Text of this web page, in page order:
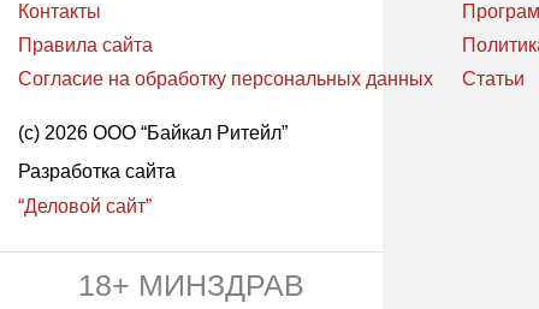
Контакты
Правила сайта
Согласие на обработку персональных данных
Статьи
(с) 2026 ООО “Байкал Ритейл”
Разработка сайта
“Деловой сайт”
18+ МИНЗДРАВ